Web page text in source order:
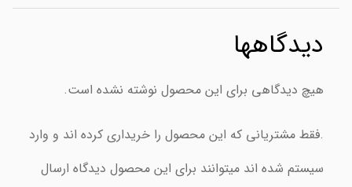
دیدگاهها
هیچ دیدگاهی برای این محصول نوشته نشده است.
.فقط مشتریانی که این محصول را خریداری کرده اند و وارد
سیستم شده اند میتوانند برای این محصول دیدگاه ارسال